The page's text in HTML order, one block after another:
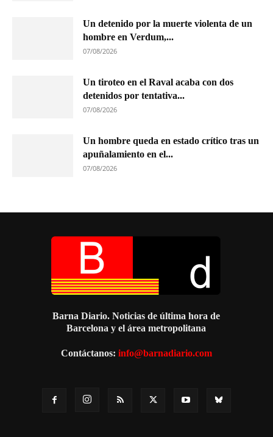
Un detenido por la muerte violenta de un
hombre en Verdum,...
07/08/2026
Un tiroteo en el Raval acaba con dos
detenidos por tentativa...
07/08/2026
Un hombre queda en estado crítico tras un
apuñalamiento en el...
07/08/2026
Barna Diario. Noticias de última hora de
Barcelona y el área metropolitana
Contáctanos: info@barnadiario.com